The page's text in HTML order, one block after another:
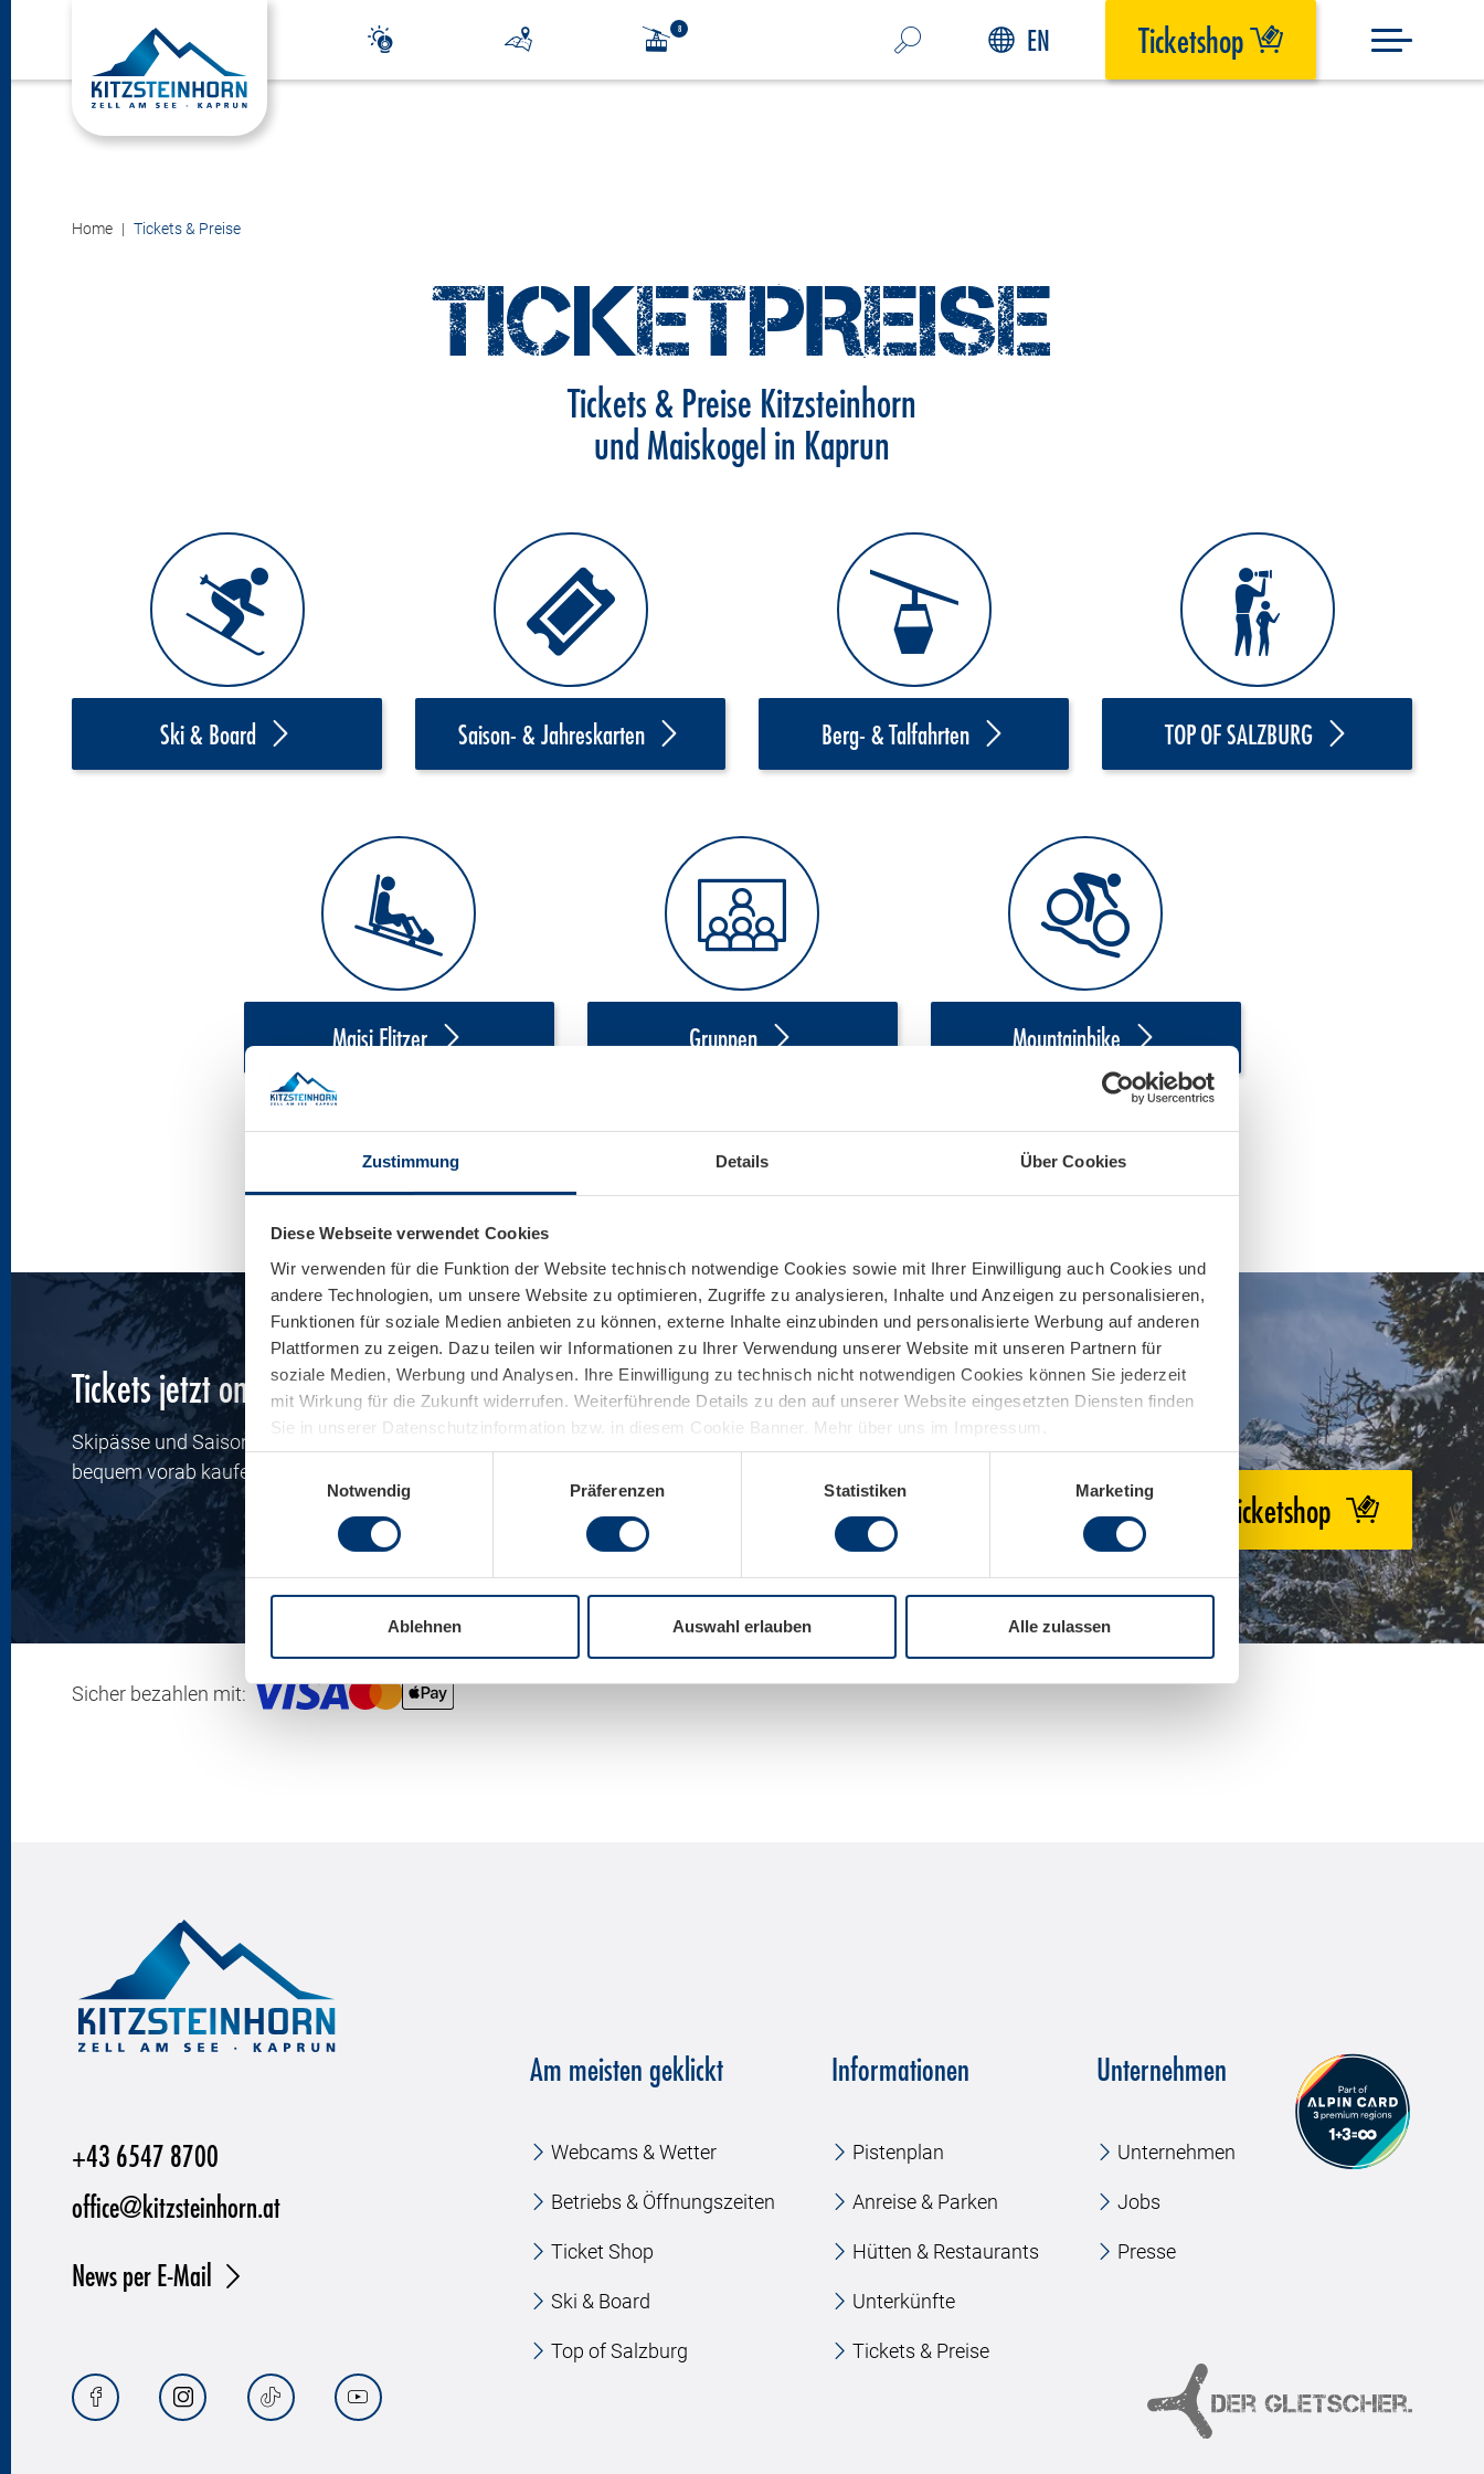
Zustimmung Details Über Cookies
Diese Webseite verwendet Cookies
Wir verwenden für die Funktion der Website technisch notwendige Cookies sowie mit Ihrer Einwilligung auch Cookies und
andere Technologien, um unsere Website zu optimieren, Zugriffe zu analysieren, Inhalte und Anzeigen zu personalisieren,
Funktionen für soziale Medien anbieten zu können, externe Inhalte einzubinden und personalisierte Werbung auf anderen
Plattformen zu zeigen. Dazu teilen wir Informationen zu Ihrer Verwendung unserer Website mit unseren Partnern für
soziale Medien, Werbung und Analysen. Ihre Einwilligung zu technisch nicht notwendigen Cookies können Sie jederzeit
mit Wirkung für die Zukunft widerrufen. Weiterführende Details zu den auf unserer Website eingesetzten Diensten finden
Sie in unserer Datenschutzinformation bzw. in diesem Cookie Banner. Mehr über uns im Impressum.
Einwilligungsauswahl
Notwendig
Präferenzen Statistiken Marketing
Ablehnen Auswahl erlauben Alle zulassen
EN Ticketshop
Home Tickets & Preise
TICKETPREISE
Tickets & Preise Kitzsteinhorn
und Maiskogel in Kaprun
Ski & Board Saison- & Jahreskarten Berg- & Talfahrten TOP OF SALZBURG
Maisi Flitzer Gruppen Mountainbike
Tickets jetzt online kaufen
Skipässe und Saisonkarten sowie Berg- & Talfahrten, TOP OF SALZBURG und Maisi Flitzer Tickets
bequem vorab kaufen.
Zum Ticketshop
Sicher bezahlen mit:
+43 6547 8700
office@kitzsteinhorn.at
News per E-Mail
Am meisten geklickt
Webcams & Wetter
Betriebs & Öffnungszeiten
Ticket Shop
Ski & Board
Top of Salzburg
Informationen
Pistenplan
Anreise & Parken
Hütten & Restaurants
Unterkünfte
Tickets & Preise
Unternehmen
Unternehmen
Jobs
Presse